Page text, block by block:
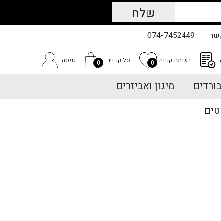
074-7452449
רשימת קניות 0 סל קניות 0 כניסה
מיגון ואביזרים